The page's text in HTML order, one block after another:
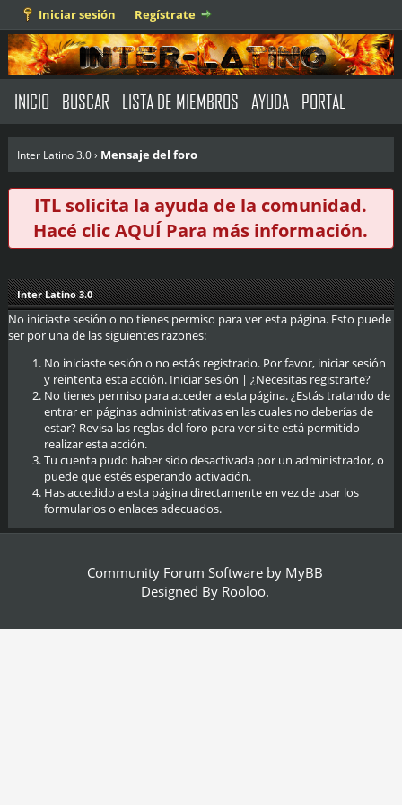
Iniciar sesión Regístrate
INICIO BUSCAR LISTA DE MIEMBROS AYUDA PORTAL
Inter Latino 3.0› Mensaje del foro
ITL solicita la ayuda de la comunidad.
Hacé clicAQUÍ Para más información.
Inter Latino 3.0
No iniciaste sesión o no tienes permiso para ver esta página. Esto puede
ser por una de las siguientes razones:
No iniciaste sesión o no estás registrado. Por favor, iniciar sesión
y reintenta esta acción. Iniciar sesión | ¿Necesitas registrarte?
No tienes permiso para acceder a esta página. ¿Estás tratando de
entrar en páginas administrativas en las cuales no deberías de
estar? Revisa las reglas del foro para ver si te está permitido
realizar esta acción.
Tu cuenta pudo haber sido desactivada por un administrador, o
puede que estés esperando activación.
Has accedido a esta página directamente en vez de usar los
formularios o enlaces adecuados.
Community Forum Software by MyBB
Designed By Rooloo.